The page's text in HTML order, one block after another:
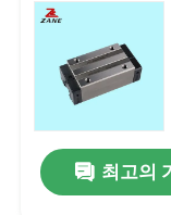
최고의